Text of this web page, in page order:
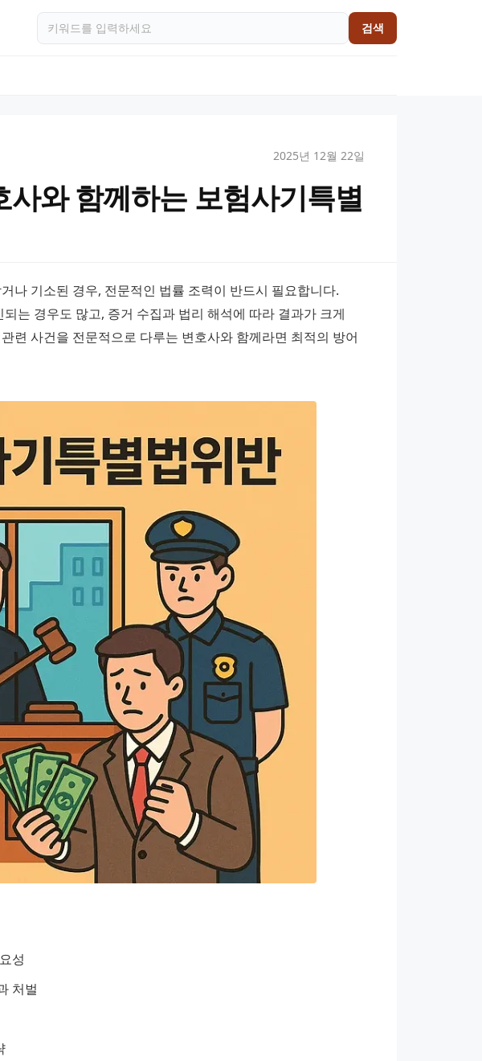
검색
2025년 12월 22일
와 함께하는 보험사기특별
나 기소된 경우, 전문적인 법률 조력이 반드시 필요합니다.
는 경우도 많고, 증거 수집과 법리 해석에 따라 결과가 크게
련 사건을 전문적으로 다루는 변호사와 함께라면 최적의 방어
성
처벌